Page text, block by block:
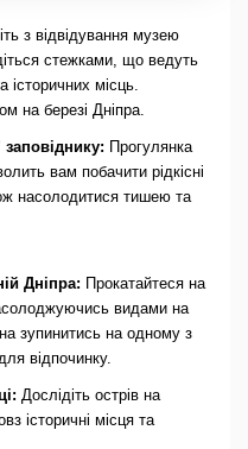
з відвідування музею
стежками, що ведуть
історичних місць.
на березі Дніпра.
Прогулянка
вам побачити рідкісні
насолодитися тишею та
Дніпра: Прокатайтеся на
видами на
зупинитись на одному з
відпочинку.
Дослідіть острів на
історичні місця та